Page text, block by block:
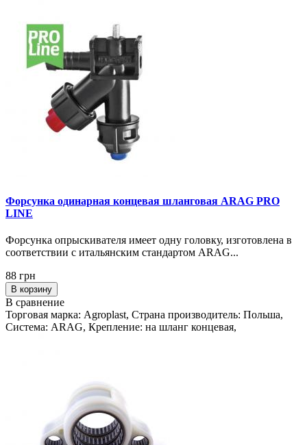
Форсунка одинарная концевая шланговая ARAG PRO
LINE
Форсунка опрыскивателя имеет одну головку, изготовлена в
соответствии с итальянским стандартом ARAG...
88 грн
В корзину
В сравнение
Торговая марка: Agroplast, Страна производитель: Польша,
Система: ARAG, Крепление: на шланг концевая,